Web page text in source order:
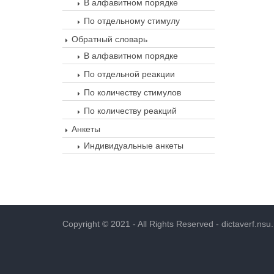
В алфавитном порядке
По отдельному стимулу
Обратный словарь
В алфавитном порядке
По отдельной реакции
По количеству стимулов
По количеству реакций
Анкеты
Индивидуальные анкеты
Copyright © 2021 - All Rights Reserved -